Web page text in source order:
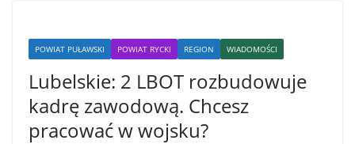
POWIAT PUŁAWSKI POWIAT RYCKI REGION WIADOMOŚCI
Lubelskie: 2 LBOT rozbudowuje
kadrę zawodową. Chcesz
pracować w wojsku?